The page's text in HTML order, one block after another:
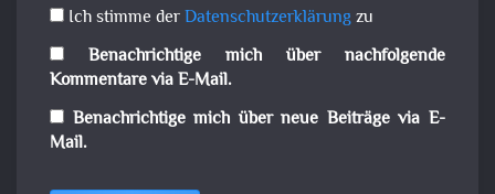
Ich stimme derDatenschutzerklärungzu
Benachrichtige mich über nachfolgende
Kommentare via E-Mail.
Benachrichtige mich über neue Beiträge via E-
Mail.